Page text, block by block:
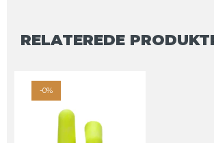
RELATEREDE
-0%